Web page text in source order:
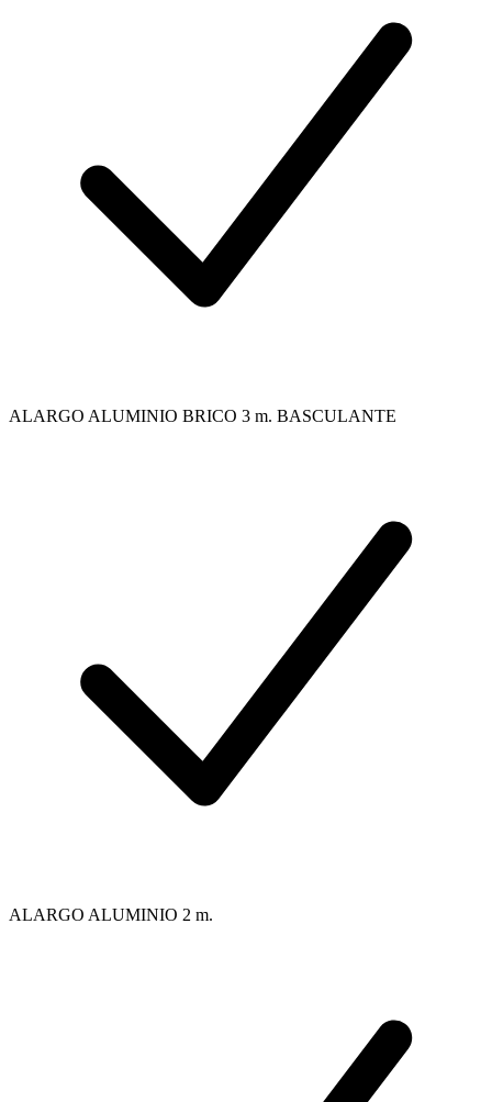
ALARGO ALUMINIO BRICO 3 m. BASCULANTE
ALARGO ALUMINIO 2 m.